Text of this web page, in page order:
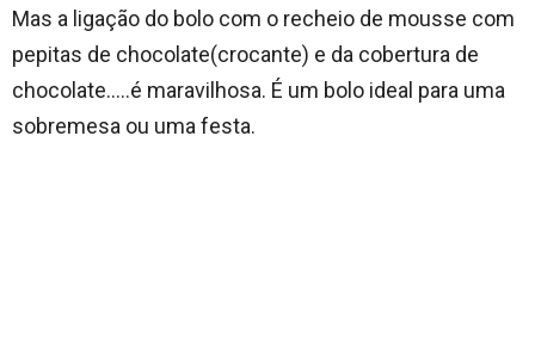
Mas a ligação do bolo com o recheio de mousse com
pepitas de chocolate(crocante) e da cobertura de
chocolate…..é maravilhosa. É um bolo ideal para uma
sobremesa ou uma festa.